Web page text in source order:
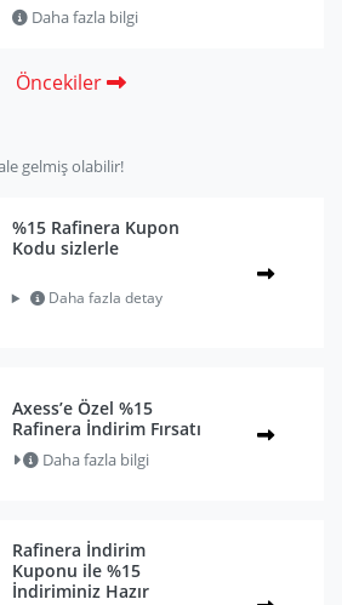
Daha fazla bilgi
Öncekiler
gelmiş olabilir!
%15 Rafinera Kupon
Kodu sizlerle
Daha fazla detay
Axess’e Özel %15
Rafinera İndirim Fırsatı
Daha fazla bilgi
Rafinera İndirim
Kuponu ile %15
İndiriminiz Hazır